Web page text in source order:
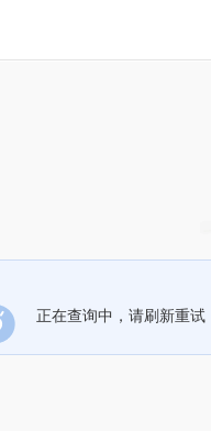
正在查询中，请刷新重试